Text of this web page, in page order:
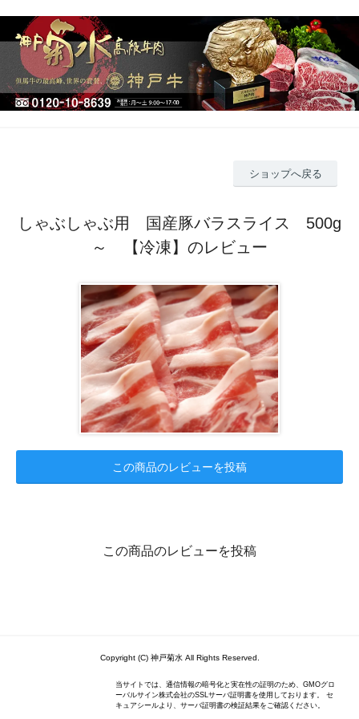
ショップへ戻る
しゃぶしゃぶ用 国産豚バラスライス 500g
～ 【冷凍】のレビュー
この商品のレビューを投稿
この商品のレビューを投稿
Copyright (C) 神戸菊水 All Rights Reserved.
当サイトでは、通信情報の暗号化と実在性の証明のため、GMOグロ
ーバルサイン株式会社のSSLサーバ証明書を使用しております。 セ
キュアシールより、サーバ証明書の検証結果をご確認ください。